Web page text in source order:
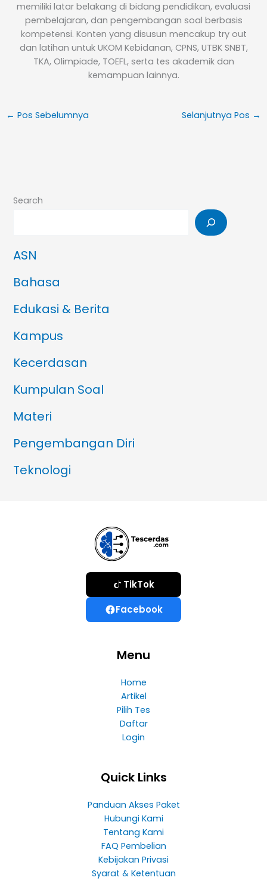
memiliki latar belakang di bidang pendidikan, evaluasi
pembelajaran, dan pengembangan soal berbasis
kompetensi. Konten yang disusun mencakup try out
dan latihan untuk UKOM Kebidanan, CPNS, UTBK SNBT,
TKA, Olimpiade, TOEFL, serta tes akademik dan
kemampuan lainnya.
← Pos Sebelumnya Selanjutnya Pos →
Search
ASN
Bahasa
Edukasi & Berita
Kampus
Kecerdasan
Kumpulan Soal
Materi
Pengembangan Diri
Teknologi
TikTok
Facebook
Menu
Home
Artikel
Pilih Tes
Daftar
Login
Quick Links
Panduan Akses Paket
Hubungi Kami
Tentang Kami
FAQ Pembelian
Kebijakan Privasi
Syarat & Ketentuan